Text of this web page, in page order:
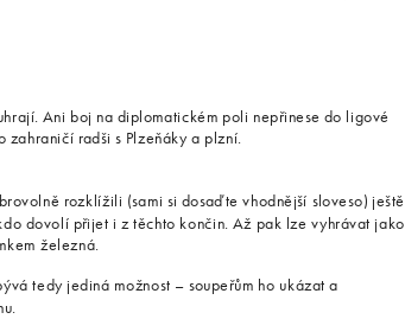
Ani boj na diplomatickém poli nepřinese do ligové
radši s Plzeňáky a plzní.
rozklížili (sami si dosaďte vhodnější sloveso) ještě
dovolí přijet i z těchto končin. Až pak lze vyhrávat jako
železná.
tedy jediná možnost – soupeřům ho ukázat a